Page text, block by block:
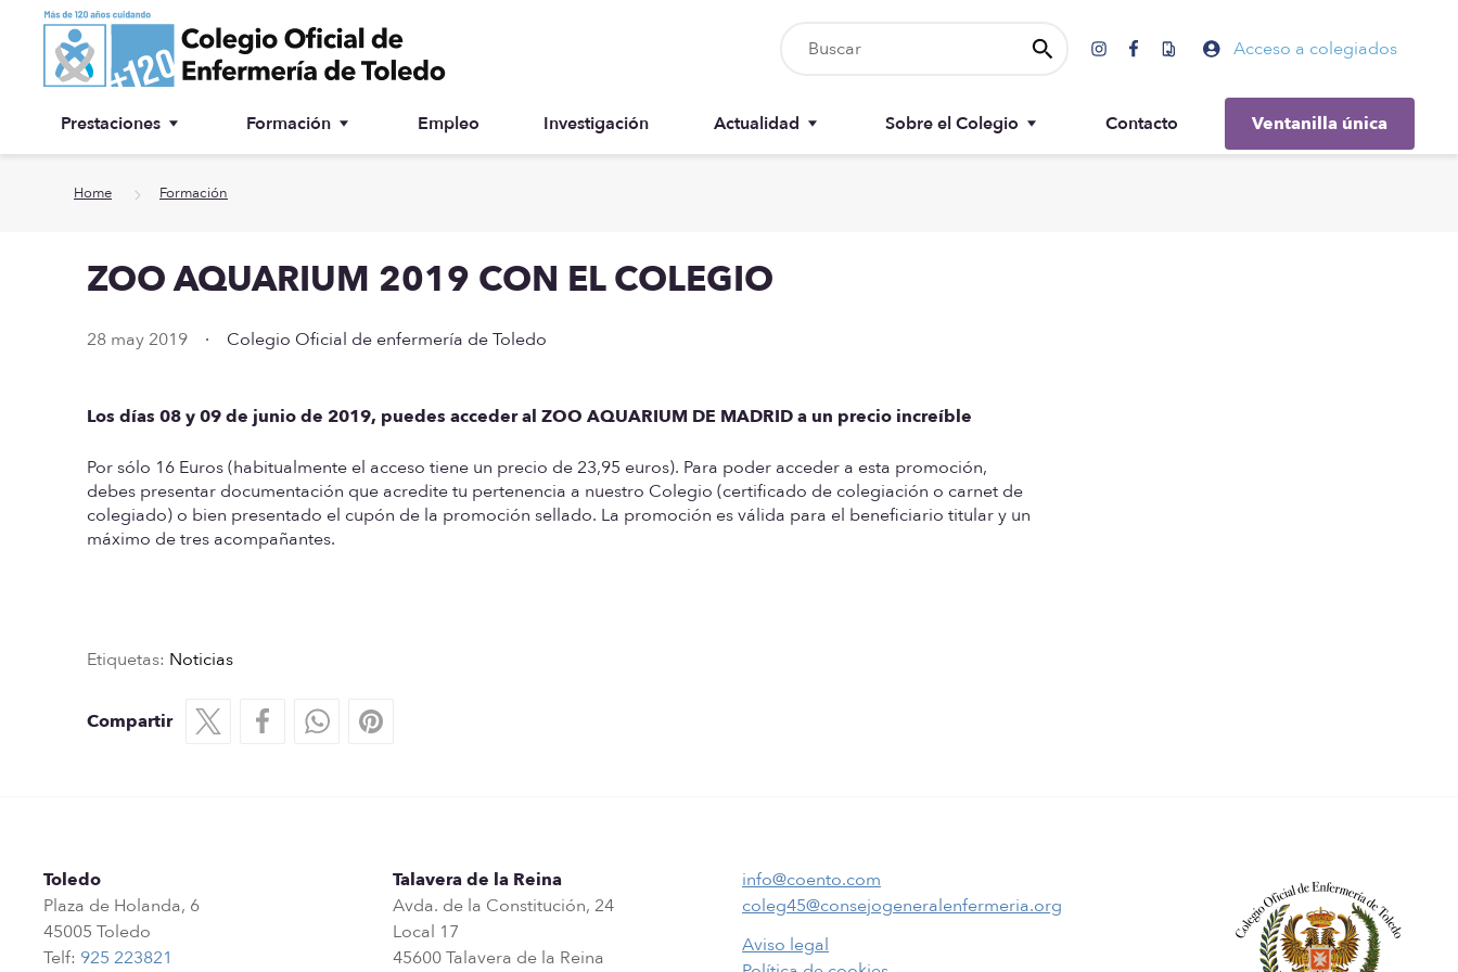
Ir a contenido principal Acceso a colegiados
Prestaciones
Asesoría jurídica
Especialidades
Formación Empleo Investigación Actualidad
Recursos
Sobre el Colegio Contacto Ventanilla única
Home Formación
ZOO AQUARIUM 2019 CON EL COLEGIO
28 may 2019 · Colegio Oficial de enfermería de Toledo
Los días 08 y 09 de junio de 2019, puedes acceder al ZOO AQUARIUM DE MADRID a un precio increíble
Por sólo 16 Euros (habitualmente el acceso tiene un precio de 23,95 euros). Para poder acceder a esta promoción,
debes presentar documentación que acredite tu pertenencia a nuestro Colegio (certificado de colegiación o carnet de
colegiado) o bien presentado el cupón de la promoción sellado. La promoción es válida para el beneficiario titular y un
máximo de tres acompañantes.
Etiquetas: Noticias
Compartir
Toledo
Plaza de Holanda, 6
45005 Toledo
Telf: 925 223821
Talavera de la Reina
Avda. de la Constitución, 24
Local 17
45600 Talavera de la Reina
info@coento.com
coleg45@consejogeneralenfermeria.org
Aviso legal